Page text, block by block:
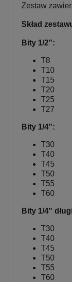
Zestaw
Skład
Bity 1/2":
T8
T10
T15
T20
T25
T27
Bity 1/4":
T30
T40
T45
T50
T55
T60
Bity 1/4"
T30
T40
T45
T50
T55
T60